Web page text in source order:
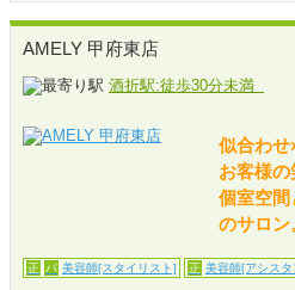
AMELY 甲府東店
酒折駅:徒歩30分未満
似合わ
お客様
個室空間
のサロ
正 パ 美容師[スタイリスト] 正 美容師[アシスタ